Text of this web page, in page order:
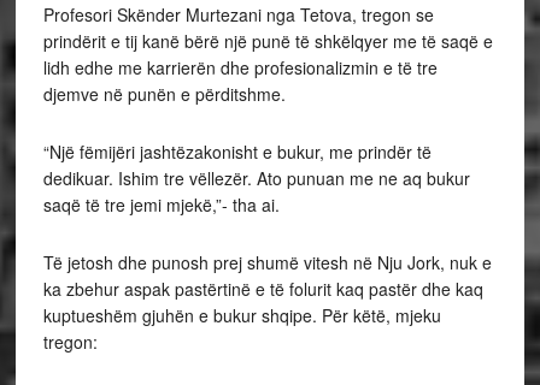
Profesori Skënder Murtezani nga Tetova, tregon se
prindërit e tij kanë bërë një punë të shkëlqyer me të saqë e
lidh edhe me karrierën dhe profesionalizmin e të tre
djemve në punën e përditshme.
“Një fëmijëri jashtëzakonisht e bukur, me prindër të
dedikuar. Ishim tre vëllezër. Ato punuan me ne aq bukur
saqë të tre jemi mjekë,”- tha ai.
Të jetosh dhe punosh prej shumë vitesh në Nju Jork, nuk e
ka zbehur aspak pastërtinë e të folurit kaq pastër dhe kaq
kuptueshëm gjuhën e bukur shqipe. Për këtë, mjeku
tregon: